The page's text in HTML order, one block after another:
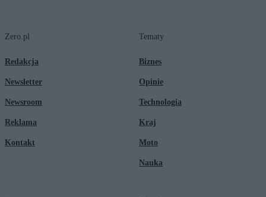
Zero.pl
Redakcja
Newsletter
Newsroom
Reklama
Kontakt
Tematy
Biznes
Opinie
Technologia
Kraj
Moto
Nauka